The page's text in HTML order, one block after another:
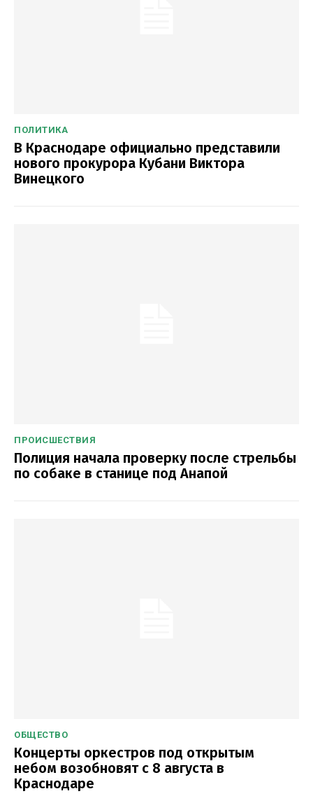
ПОЛИТИКА
В Краснодаре официально представили
нового прокурора Кубани Виктора
Винецкого
ПРОИСШЕСТВИЯ
Полиция начала проверку после стрельбы
по собаке в станице под Анапой
ОБЩЕСТВО
Концерты оркестров под открытым
небом возобновят с 8 августа в
Краснодаре